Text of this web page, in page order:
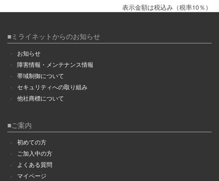
表示金額は税込み（税率10％）
■ミライネットからのお知らせ
お知らせ
障害情報・メンテナンス情報
帯域制御について
セキュリティへの取り組み
他社商標について
■ご案内
初めての方
ご加入中の方
よくある質問
マイページ